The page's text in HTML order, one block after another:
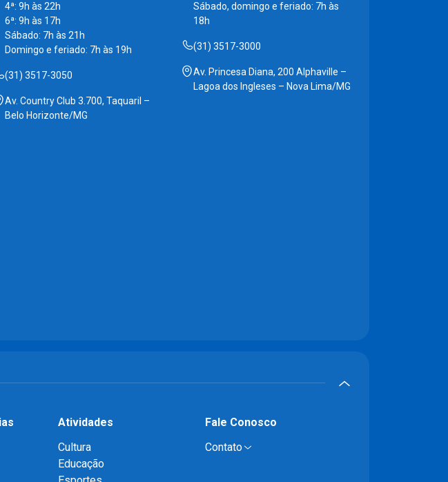
4ª: 9h às 22h
6ª: 9h às 17h
Sábado: 7h às 21h
Domingo e feriado: 7h às 19h
(31) 3517-3050
Av. Country Club 3.700, Taquaril –
Belo Horizonte/MG
Sábado, domingo e feriado: 7h às
18h
(31) 3517-3000
Av. Princesa Diana, 200 Alphaville –
Lagoa dos Ingleses – Nova Lima/MG
Atividades
Cultura
Educação
Fale Conosco
Contato